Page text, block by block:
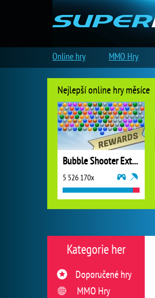
Kategorie her
Doporučené hry
MMO Hry
Nejlepší online hry měsíce
Bubble Shooter Extreme
5 526 170x
Online hry MMO Hry